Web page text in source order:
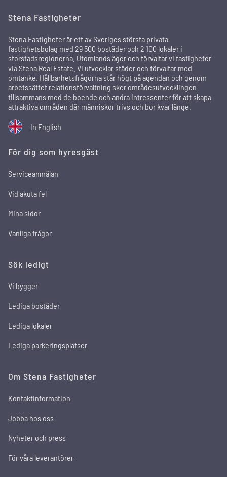
Stena Fastigheter
Stena Fastigheter är ett av Sveriges största privata
fastighetsbolag med 29 500 bostäder och 2 100 lokaler i
storstadsregionerna. Utomlands äger och förvaltar vi fastigheter
via Stena Real Estate. Vi utvecklar städer och förvaltar med
omtanke. Hållbarhetsfrågorna står högt på agendan och genom
arbetssättet relationsförvaltning sker områdesutvecklingen
tillsammans med de boende och andra intressenter för att skapa
attraktiva områden där människor trivs och bor kvar länge.
In English
För dig som hyresgäst
Serviceanmälan
Vid akuta fel
Mina sidor
Vanliga frågor
Sök ledigt
Vi bygger
Lediga bostäder
Lediga lokaler
Lediga parkeringsplatser
Om Stena Fastigheter
Kontaktinformation
Jobba hos oss
Nyheter och press
För våra leverantörer